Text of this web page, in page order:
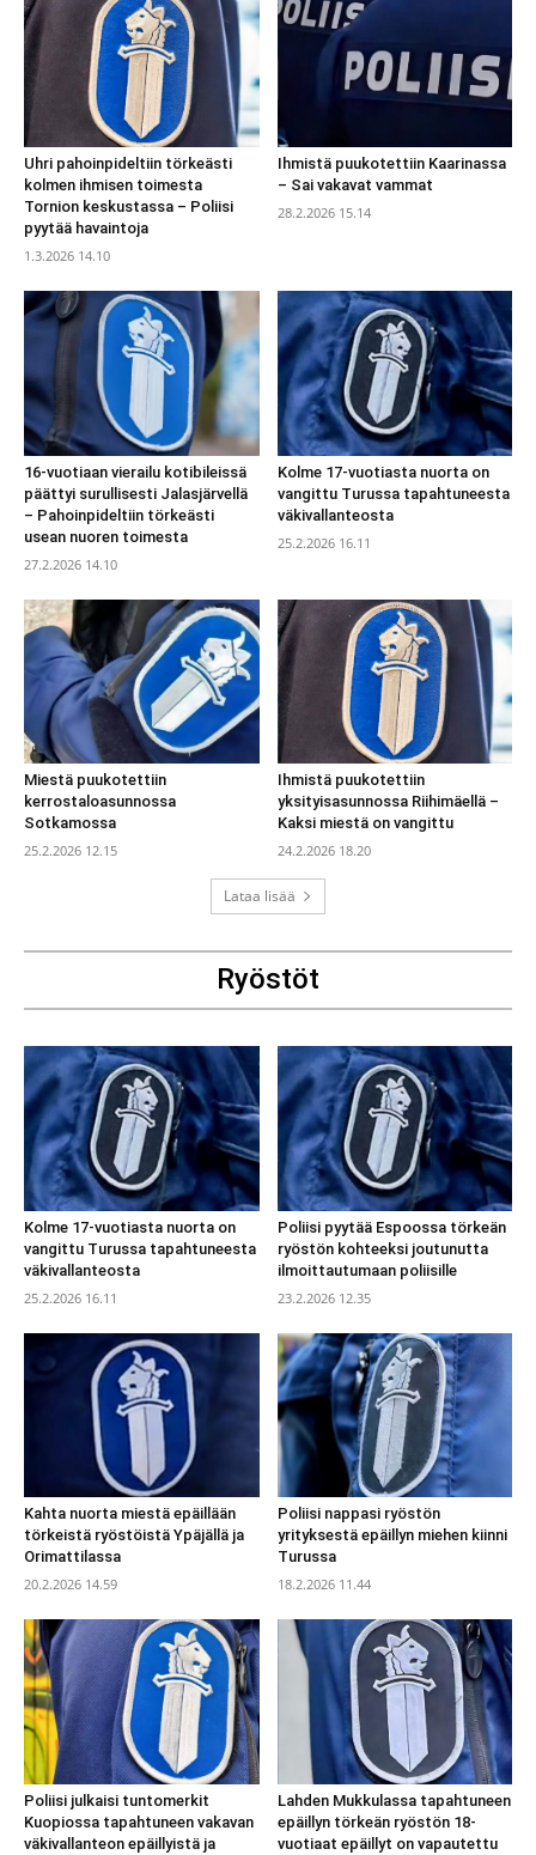
Uhri pahoinpideltiin törkeästi
kolmen ihmisen toimesta
Tornion keskustassa – Poliisi
pyytää havaintoja
1.3.2026 14.10
Ihmistä puukotettiin Kaarinassa
– Sai vakavat vammat
28.2.2026 15.14
16-vuotiaan vierailu kotibileissä
päättyi surullisesti Jalasjärvellä
– Pahoinpideltiin törkeästi
usean nuoren toimesta
27.2.2026 14.10
Kolme 17-vuotiasta nuorta on
vangittu Turussa tapahtuneesta
väkivallanteosta
25.2.2026 16.11
Miestä puukotettiin
kerrostaloasunnossa
Sotkamossa
25.2.2026 12.15
Ihmistä puukotettiin
yksityisasunnossa Riihimäellä –
Kaksi miestä on vangittu
24.2.2026 18.20
Lataa lisää
Ryöstöt
Kolme 17-vuotiasta nuorta on
vangittu Turussa tapahtuneesta
väkivallanteosta
25.2.2026 16.11
Poliisi pyytää Espoossa törkeän
ryöstön kohteeksi joutunutta
ilmoittautumaan poliisille
23.2.2026 12.35
Kahta nuorta miestä epäillään
törkeistä ryöstöistä Ypäjällä ja
Orimattilassa
20.2.2026 14.59
Poliisi nappasi ryöstön
yrityksestä epäillyn miehen kiinni
Turussa
18.2.2026 11.44
Poliisi julkaisi tuntomerkit
Kuopiossa tapahtuneen vakavan
väkivallanteon epäillyistä ja
Lahden Mukkulassa tapahtuneen
epäillyn törkeän ryöstön 18-
vuotiaat epäillyt on vapautettu